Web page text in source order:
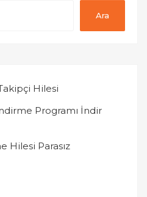
Ara
Hilesi
Programı İndir
Hilesi Parasız